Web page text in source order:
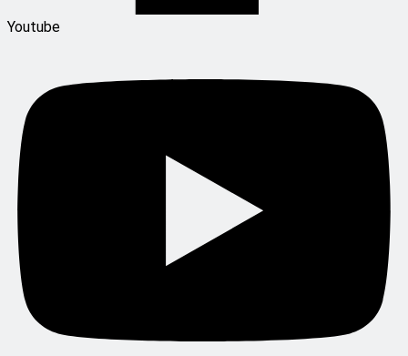
Youtube